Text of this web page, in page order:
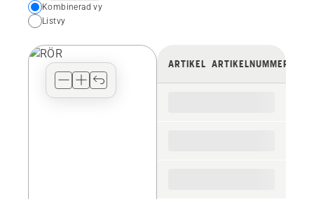
Choose
your
view
Kombinerad vy
Listvy
ARTIKEL ARTIKELNUMMER